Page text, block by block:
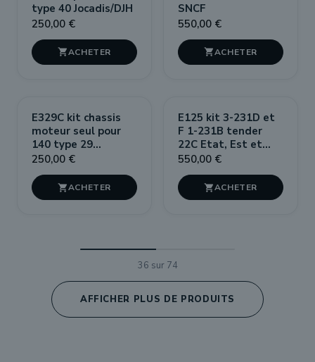
type 40 Jocadis/DJH
250,00 €

SNCF
550,00 €

NOUVEAU
E329C kit chassis
moteur seul pour
140 type 29
Jocadis/DJH
250,00 €

E125 kit 3-231D et
F 1-231B tender
22C Etat, Est et
SNCF
550,00 €

36 sur 74
AFFICHER PLUS DE PRODUITS